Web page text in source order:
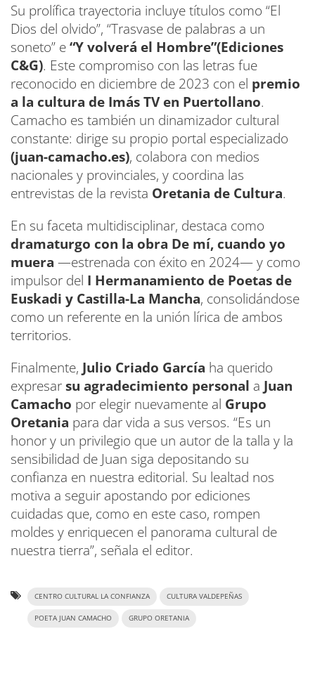
Su prolífica trayectoria incluye títulos como “El
Dios del olvido”, “Trasvase de palabras a un
soneto” e“Y volverá el Hombre”(Ediciones
C&G). Este compromiso con las letras fue
reconocido en diciembre de 2023 con el premio
a la cultura de Imás TV en Puertollano.
Camacho es también un dinamizador cultural
constante: dirige su propio portal especializado
(juan-camacho.es), colabora con medios
nacionales y provinciales, y coordina las
entrevistas de la revista Oretania de Cultura.
En su faceta multidisciplinar, destaca como
dramaturgo con la obra De mí, cuando yo
muera —estrenada con éxito en 2024— y como
impulsor del I Hermanamiento de Poetas de
Euskadi y Castilla-La Mancha, consolidándose
como un referente en la unión lírica de ambos
territorios.
Finalmente, Julio Criado García ha querido
expresarsu agradecimiento personal a Juan
Camacho por elegir nuevamente al Grupo
Oretania para dar vida a sus versos. “Es un
honor y un privilegio que un autor de la talla y la
sensibilidad de Juan siga depositando su
confianza en nuestra editorial. Su lealtad nos
motiva a seguir apostando por ediciones
cuidadas que, como en este caso, rompen
moldes y enriquecen el panorama cultural de
nuestra tierra”, señala el editor.
CENTRO CULTURAL LA CONFIANZA CULTURA VALDEPEÑAS
POETA JUAN CAMACHO GRUPO ORETANIA